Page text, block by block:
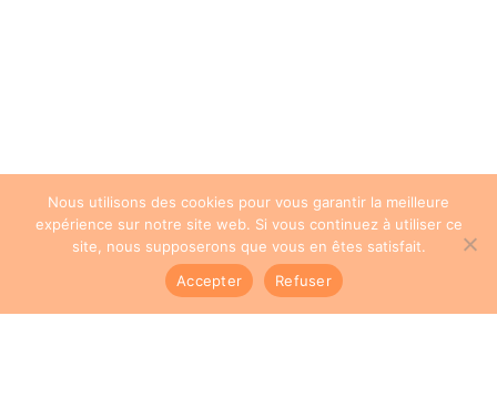
Nous utilisons des cookies pour vous garantir la meilleure
expérience sur notre site web. Si vous continuez à utiliser ce
site, nous supposerons que vous en êtes satisfait.
Accepter
Refuser